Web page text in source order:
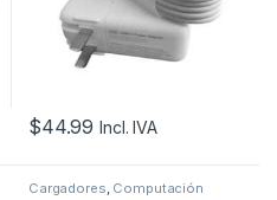
$44.99 Incl. IVA
Cargadores, Computación